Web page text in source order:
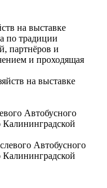
на выставке
по традиции
партнёров и
и проходящая
Автобусного
Калининградской